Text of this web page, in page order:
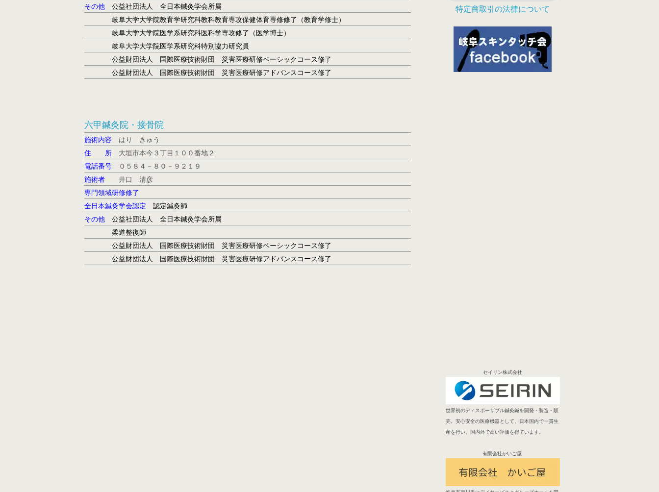
その他 公益社団法人
全日本鍼灸学会所属
岐阜大学大学院教育学研究科教科教育専攻保健体育専修修了（教育学修士）
岐阜大学大学院医学系研究科医科学専攻修了（医学博士）
岐阜大学大学院医学系研究科特別協力研究員
公益財団法人 国際医療技術財団 災害医療研修ベーシックコース修了
公益財団法人 国際医療技術財団 災害医療研修アドバンスコース修了
六甲鍼灸院・接骨院
施術内容 はり きゅう
住 所 大垣市本今３丁目１００番地２
電話番号 ０５８４－８０－９２１９
施術者 井口 清彦
専門領域研修修了
全日本鍼灸学会認定 認定鍼灸師
その他 公益社団法人
全日本鍼灸学会所属
柔道整復師
公益財団法人 国際医療技術財団 災害医療研修ベーシックコース修了
公益財団法人 国際医療技術財団 災害医療研修アドバンスコース修了
特定商取引の法律について
セイリン株式会社
世界初のディスポーザブル鍼灸鍼を開発・製造・販
売。安心安全の医療機器として、日本国内で一貫生
産を行い、国内外で高い評価を得ています。
有限会社かいご屋